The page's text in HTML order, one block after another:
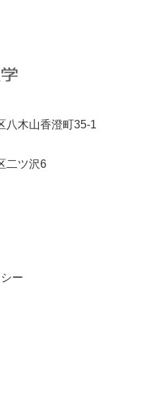
八木山香澄町35-1
二ツ沢6
ー